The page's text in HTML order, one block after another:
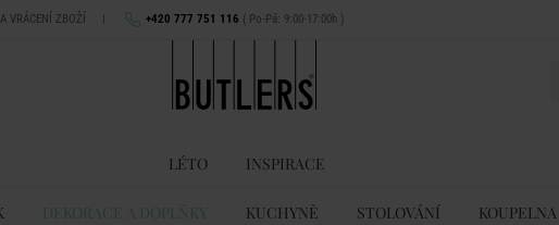
VRÁCENÍ ZBOŽÍ | +420 777 751 116 ( Po-Pá: 9:00-17:00h )
LÉTO INSPIRACE
DEKORACE A DOPLŇKY KUCHYNĚ STOLOVÁNÍ KOUPELNA